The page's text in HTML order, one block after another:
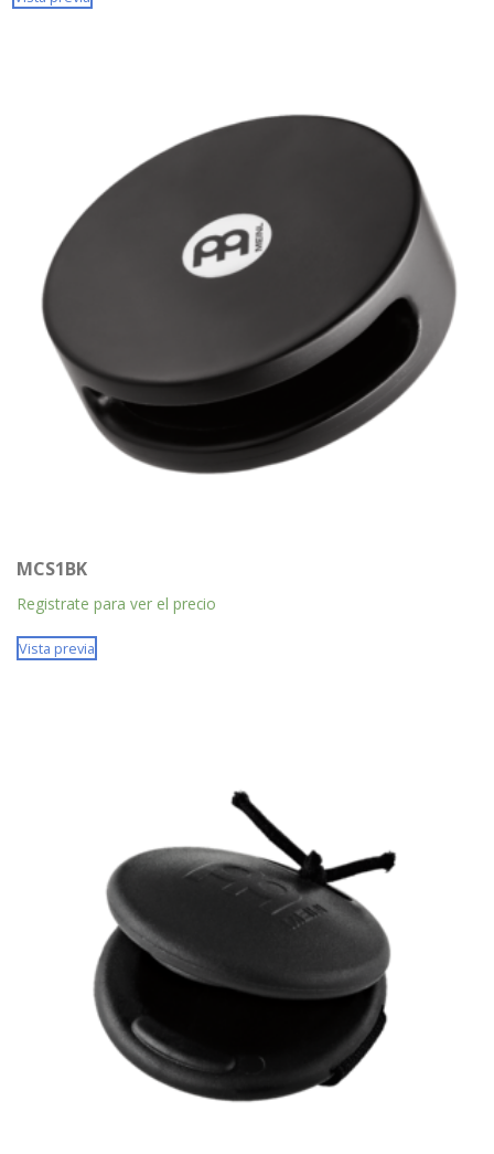
MCS1BK
Registrate para ver el precio
Vista previa